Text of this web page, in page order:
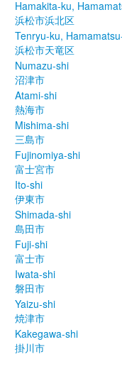
Hamakita-ku,
浜松市浜北区
Tenryu-ku,
浜松市天竜区
Numazu-shi
沼津市
Atami-shi
熱海市
Mishima-shi
三島市
Fujinomiya-shi
富士宮市
Ito-shi
伊東市
Shimada-shi
島田市
Fuji-shi
富士市
Iwata-shi
磐田市
Yaizu-shi
焼津市
Kakegawa-shi
掛川市